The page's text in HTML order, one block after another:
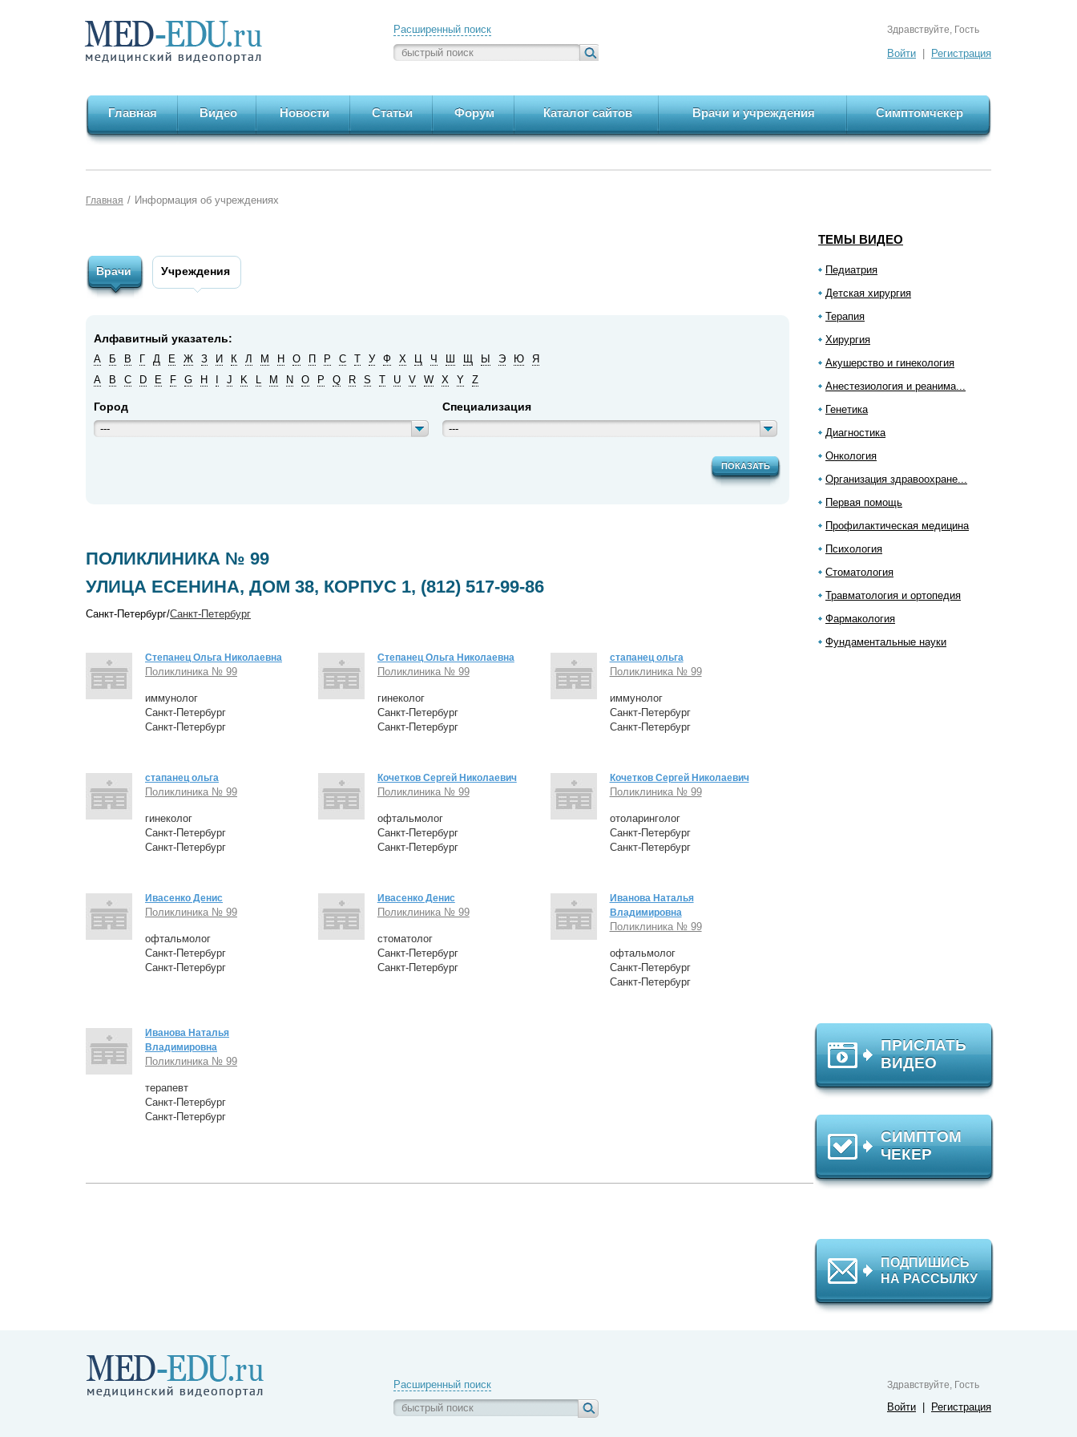
Расширенный поиск Здравствуйте, Гость
Войти Регистрация
Главная Видео Новости Статьи Форум Каталог сайтов Врачи и учреждения Симптомчекер
ТЕМЫ ВИДЕО
Педиатрия
Детская хирургия
Терапия
Хирургия
Акушерство и гинекология
Анестезиология и реанима...
Генетика
Диагностика
Онкология
Организация здравоохране...
Первая помощь
Профилактическая медицина
Психология
Стоматология
Травматология и ортопедия
Фармакология
Фундаментальные науки
ПРИСЛАТЬ
ВИДЕО
СИМПТОМ
ЧЕКЕР
ПОДПИШИСЬ
НА РАССЫЛКУ
Главная / Информация об учреждениях
Врачи Учреждения
Алфавитный указатель:
А Б В Г Д Е Ж З И К Л М Н О П Р С Т У Ф Х Ц Ч Ш Щ Ы Э Ю
Я
A
B C D E F G H J K L M N O P Q R S T U V W X Y Z
Город
---
Специализация
---
ПОКАЗАТЬ
ПОЛИКЛИНИКА № 99
УЛИЦА ЕСЕНИНА, ДОМ 38, КОРПУС 1, (812) 517-99-86
Санкт-Петербург/Санкт-Петербург
Степанец Ольга Николаевна
Поликлиника № 99
иммунолог
Санкт-Петербург
Санкт-Петербург
Степанец Ольга Николаевна
Поликлиника № 99
гинеколог
Санкт-Петербург
Санкт-Петербург
стапанец ольга
Поликлиника № 99
иммунолог
Санкт-Петербург
Санкт-Петербург
стапанец ольга
Поликлиника № 99
гинеколог
Санкт-Петербург
Санкт-Петербург
Кочетков Сергей Николаевич
Поликлиника № 99
офтальмолог
Санкт-Петербург
Санкт-Петербург
Кочетков Сергей Николаевич
Поликлиника № 99
отоларинголог
Санкт-Петербург
Санкт-Петербург
Ивасенко Денис
Поликлиника № 99
офтальмолог
Санкт-Петербург
Санкт-Петербург
Ивасенко Денис
Поликлиника № 99
стоматолог
Санкт-Петербург
Санкт-Петербург
Иванова Наталья
Владимировна
Поликлиника № 99
офтальмолог
Санкт-Петербург
Санкт-Петербург
Иванова Наталья
Владимировна
Поликлиника № 99
терапевт
Санкт-Петербург
Санкт-Петербург
Расширенный поиск Здравствуйте, Гость
Войти Регистрация